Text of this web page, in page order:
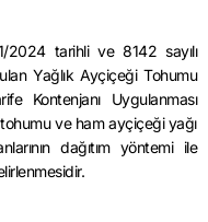
2024tarihli ve 8142 sayılı
Yağlık Ayçiçeği Tohumu
Kontenjanı Uygulanması
ve ham ayçiçeği yağı
dağıtım yöntemi ile